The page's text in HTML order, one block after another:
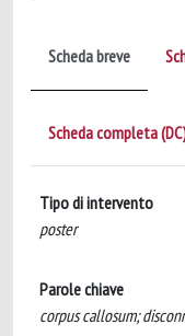
Scheda breve
Scheda completa
Tipo di intervento
poster
Parole chiave
corpus callosum;